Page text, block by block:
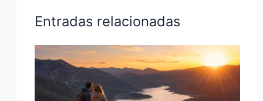
Entradas relacionadas